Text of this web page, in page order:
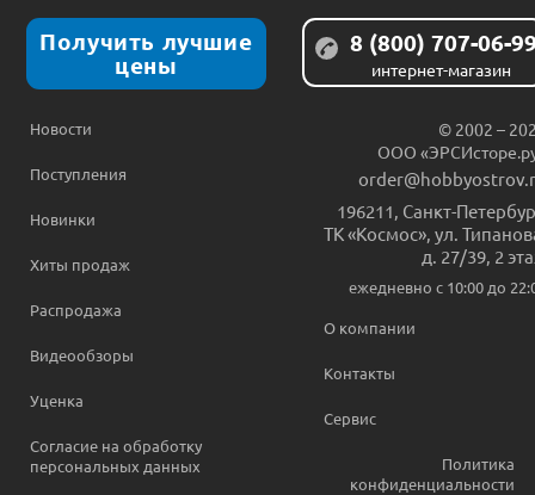
Получить лучшие
цены
8 (800) 707-06-
интернет-магазин
Новости
Поступления
Новинки
Хиты продаж
Распродажа
Видеообзоры
Уценка
Согласие на обработку
персональных данных
© 2002 –
ООО
196211 Санкт-
ТК «Космос», ул.
д. 27/39, 2
ежедневно c 10:00 до
О компании
Контакты
Сервис
Политика
конфиденциальности